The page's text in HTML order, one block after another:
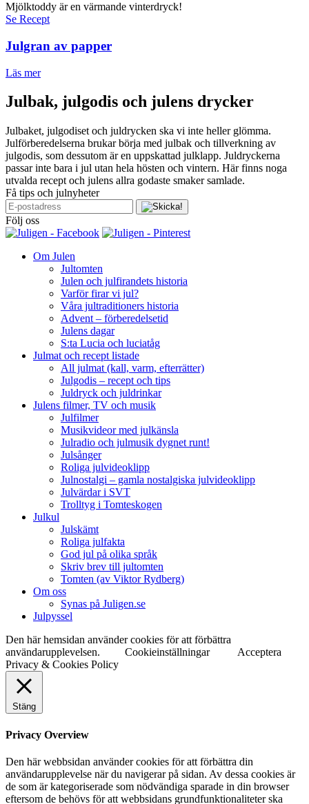
Mjölktoddy är en värmande vinterdryck!
Se Recept
Julgran av papper
Läs mer
Julbak, julgodis och julens drycker
Julbaket, julgodiset och juldrycken ska vi inte heller glömma.
Julförberedelserna brukar börja med julbak och tillverkning av
julgodis, som dessutom är en uppskattad julklapp. Juldryckerna
passar inte bara i jul utan hela hösten och vintern. Här finns noga
utvalda recept och julens allra godaste smaker samlade.
Få tips och julnyheter
Följ oss
Om Julen
Jultomten
Julen och julfirandets historia
Varför firar vi jul?
Våra jultraditioners historia
Advent – förberedelsetid
Julens dagar
S:ta Lucia och luciatåg
Julmat och recept listade
All julmat (kall, varm, efterrätter)
Julgodis – recept och tips
Juldryck och juldrinkar
Julens filmer, TV och musik
Julfilmer
Musikvideor med julkänsla
Julradio och julmusik dygnet runt!
Julsånger
Roliga julvideoklipp
Julnostalgi – gamla nostalgiska julvideoklipp
Julvärdar i SVT
Trolltyg i Tomteskogen
Julkul
Julskämt
Roliga julfakta
God jul på olika språk
Skriv brev till jultomten
Tomten (av Viktor Rydberg)
Om oss
Synas på Juligen.se
Julpyssel
Den här hemsidan använder cookies för att förbättra
användarupplevelsen.
Cookieinställningar
Acceptera
Privacy & Cookies Policy
Stäng
Privacy Overview
Den här webbsidan använder cookies för att förbättra din
användarupplevelse när du navigerar på sidan. Av dessa cookies är
de som är kategoriserade som nödvändiga sparade in din browser
eftersom de behövs för att webbsidans grundfunktionaliteter ska